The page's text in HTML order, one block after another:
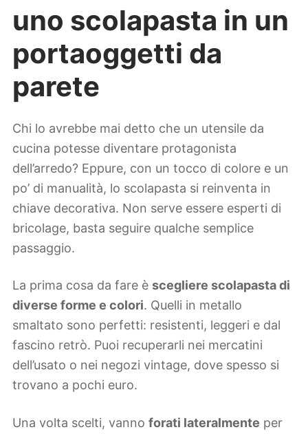
uno scolapasta in un
portaoggetti da
parete
Chi lo avrebbe mai detto che un utensile da
cucina potesse diventare protagonista
dell’arredo? Eppure, con un tocco di colore e un
po’ di manualità, lo scolapasta si reinventa in
chiave decorativa. Non serve essere esperti di
bricolage, basta seguire qualche semplice
passaggio.
La prima cosa da fare è scegliere scolapasta di
diverse forme e colori. Quelli in metallo
smaltato sono perfetti: resistenti, leggeri e dal
fascino retrò. Puoi recuperarli nei mercatini
dell’usato o nei negozi vintage, dove spesso si
trovano a pochi euro.
Una volta scelti, vanno forati lateralmente per